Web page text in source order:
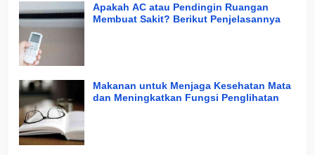
Apakah AC atau Pendingin Ruangan
Membuat Sakit? Berikut Penjelasannya
Makanan untuk Menjaga Kesehatan Mata
dan Meningkatkan Fungsi Penglihatan